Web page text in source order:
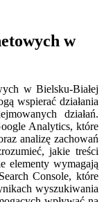
w
w Bielsku-Białej
wspierać działania
działań.
Analytics, które
analizę zachowań
jakie treści
elementy wymagają
Console, które
wyszukiwania